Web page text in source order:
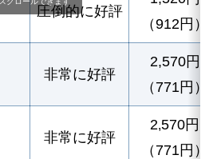
圧倒的に好評
（912円）
非常に好評
2,570円
（771円）
非常に好評
2,570円
（771円）